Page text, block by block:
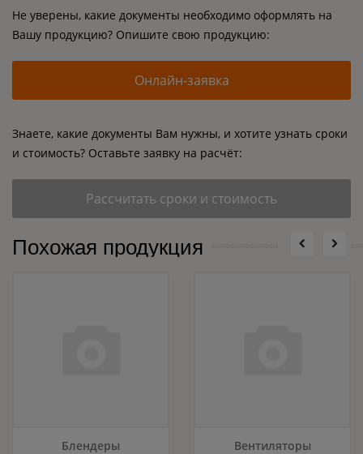
Не уверены, какие документы необходимо оформлять на
Вашу продукцию? Опишите свою продукцию:
Онлайн-заявка
Знаете, какие документы Вам нужны, и хотите узнать сроки
и стоимость? Оставьте заявку на расчёт:
Рассчитать сроки и стоимость
Похожая продукция
Блендеры Вентиляторы